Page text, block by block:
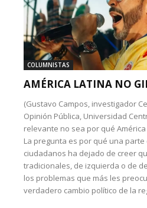
COLUMNISTAS
AMÉRICA LATINA NO
(Gustavo Campos, investigador
Opinión Pública, Universidad
relevante no sea por qué
La pregunta es por qué una parte
ciudadanos ha dejado de creer
tradicionales, de izquierda o de
los problemas que más les
verdadero cambio político de la